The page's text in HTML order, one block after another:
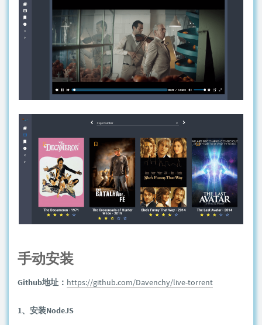
手动安装
Github地址： https://github.com/Davenchy/live-torrent
1、安装NodeJS